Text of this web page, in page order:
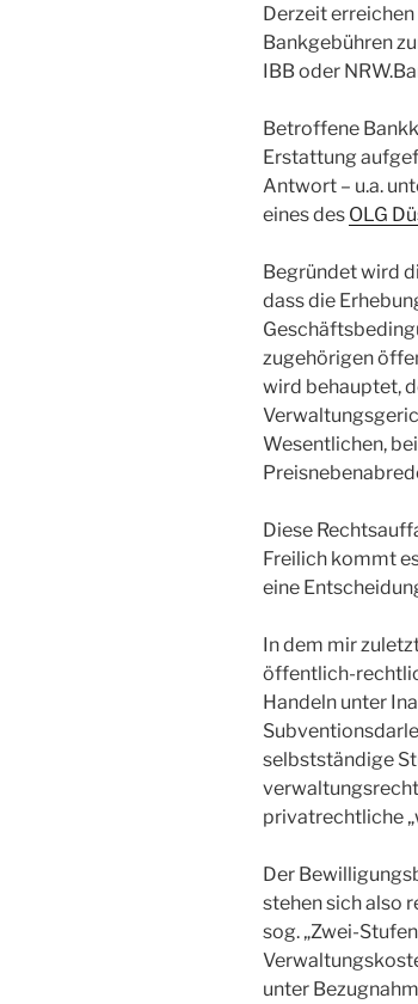
Derzeit
Bankgebühren
IBB oder
Betroffene
Erstattung
Antwort – u.a.
eines des OLG
Begründet wird
dass die
zugehörigen
wird behauptet,
Wesentlichen,
Diese
Freilich kommt
eine
In dem mir
öffentlich-
Handeln unter
selbstständige
privatrechtliche
Der
stehen sich also
sog. „Zwei-
unter